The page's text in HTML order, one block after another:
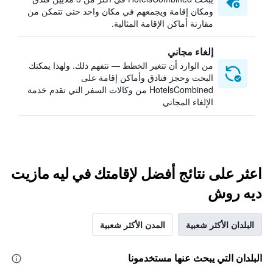
ومكان إقامة ويجمعهم في مكان واحد حتى تتمكن من
مقارنة أماكن الإقامة المثالية.
إلغاء مجاني
من الوارد أن تتغير الخطط — نتفهم ذلك. ولهذا يمكنك
البحث وحجز فنادق وأماكن إقامة على
HotelsCombined من وكالات السفر التي تقدم خدمة
الإلغاء المجاني
اعثر على نتائج أفضل لإقامتك في ليه مازيت
ديه روش
البلدان الأكثر شعبية المدن الأكثر شعبية
البلدان التي يبحث عنها مستخدمونا